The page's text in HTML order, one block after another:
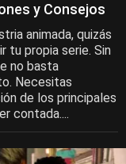
y Consejos
animada, quizás
tu propia serie. Sin
no basta
Necesitas
de los principales
contada....